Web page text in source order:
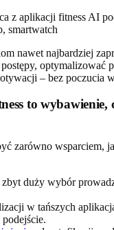
nawet najbardziej
optymalizować
– bez poczucia
to wybawienie,
zarówno wsparciem,
duży wybór
w tańszych